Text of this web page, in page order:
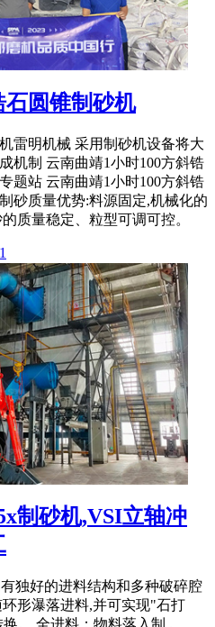
石圆锥制砂机
雷明机械 采用制砂机设备将大
机制 云南曲靖1小时100方斜锆
题站 云南曲靖1小时100方斜锆
砂质量优势:料源固定,机械化的
质量稳定、粒型可调可控。
制砂机,VSI立轴冲
独好的进料结构和多种破碎腔
形瀑落进料,并可实现"石打